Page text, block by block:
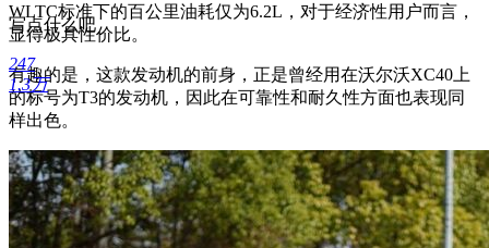
WLTC标准下的百公里油耗仅为6.2L，对于经济性用户而言，
显得极具性价比。
有趣的是，这款发动机的前身，正是曾经用在沃尔沃XC40上
的标号为T3的发动机，因此在可靠性和耐久性方面也表现同
样出色。
写点什么吧
247
1.3万